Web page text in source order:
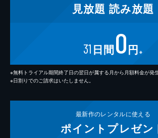
見放題 読み放題
31 日間0円 ※
※無料トライアル期間終了日の翌日が属する月から月額料金が発生
※日割りでのご請求はいたしません。
最新作のレンタルに使える
ポイント プレゼン